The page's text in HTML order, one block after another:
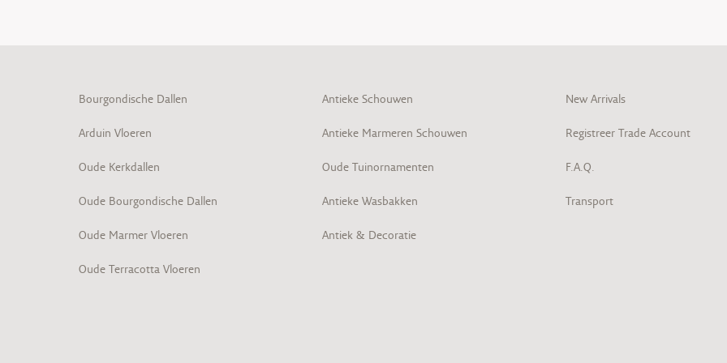
Bourgondische Dallen
Arduin Vloeren
Oude Kerkdallen
Oude Bourgondische Dallen
Oude Marmer Vloeren
Oude Terracotta Vloeren
Antieke Schouwen
Antieke Marmeren Schouwen
Oude Tuinornamenten
Antieke Wasbakken
Antiek & Decoratie
New Arrivals
Registreer Trade Account
F.A.Q.
Transport